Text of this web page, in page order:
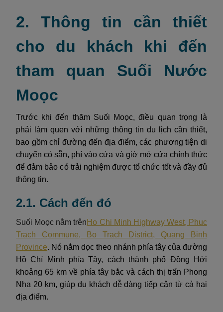
2. Thông tin cần thiết
cho du khách khi đến
tham quan Suối Nước
Moọc
Trước khi đến thăm Suối Moọc, điều quan trọng là
phải làm quen với những thông tin du lịch cần thiết,
bao gồm chỉ đường đến địa điểm, các phương tiện di
chuyển có sẵn, phí vào cửa và giờ mở cửa chính thức
để đảm bảo có trải nghiệm được tổ chức tốt và đầy đủ
thông tin.
2.1. Cách đến đó
Suối Moọc nằm trên Ho Chi Minh Highway West, Phuc
Trach Commune, Bo Trach District, Quang Binh
Province. Nó nằm dọc theo nhánh phía tây của đường
Hồ Chí Minh phía Tây, cách thành phố Đồng Hới
khoảng 65 km về phía tây bắc và cách thị trấn Phong
Nha 20 km, giúp du khách dễ dàng tiếp cận từ cả hai
địa điểm.